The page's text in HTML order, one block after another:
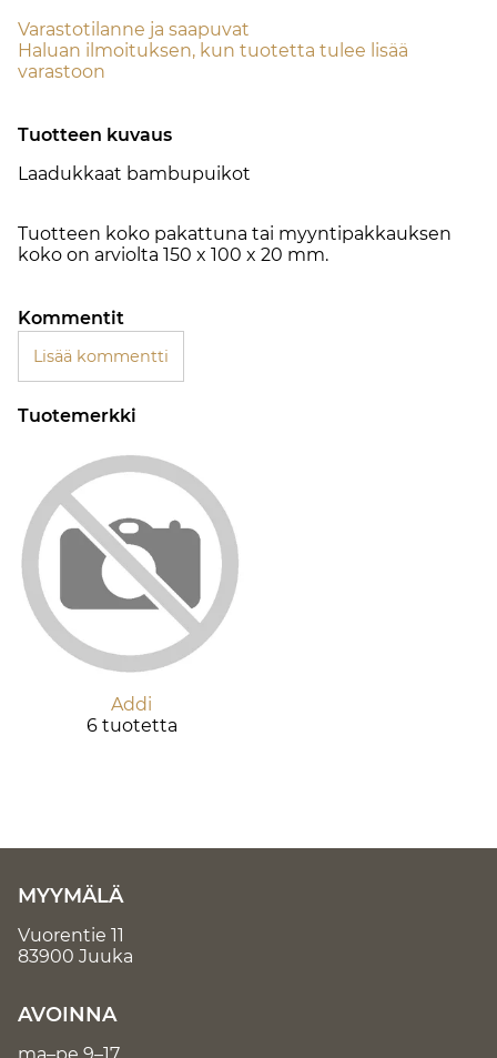
Varastotilanne ja saapuvat
Haluan ilmoituksen, kun tuotetta tulee lisää
varastoon
Tuotteen kuvaus
Laadukkaat bambupuikot
Tuotteen koko pakattuna tai myyntipakkauksen
koko on arviolta 150 x 100 x 20 mm.
Kommentit
Lisää kommentti
Tuotemerkki
Addi
6 tuotetta
MYYMÄLÄ
Vuorentie 11
83900 Juuka
AVOINNA